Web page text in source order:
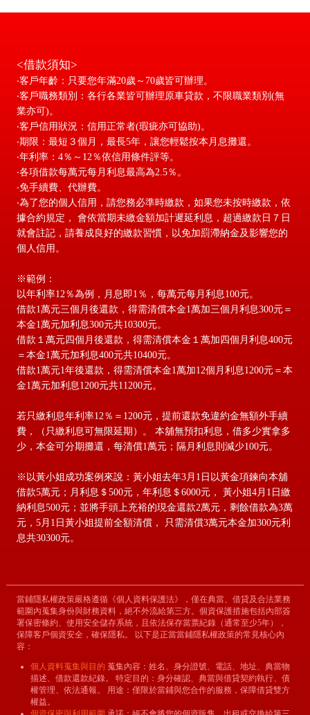
<借款須知>
‧客戶年齡：只要您年滿20歲～70歲皆可辦理。
‧客戶職務類別：各行各業皆可辦理原車貸款，不限職業類別(無
業亦可)。
‧客戶信用狀況：信用正常者(瑕疵亦可協助)。
‧期限：最短３個月，最長5年，讓您輕鬆按本月息攤還。
‧年利率：4％～12％依信用條件評等。
‧各項借款每萬元每月利息最高為2.5％。
‧免手續費、代辦費。
‧為了您的個人信用，請您務必準時繳款，如果您未按時繳款，依
據合約規定， 會依當期未繳金額加計遲延利息，超過繳款日７日
就會註記，請養成良好的繳款習慣，以免加罰滯納金及影響您的
個人信用。
※範例：
以年利率12％為例，月息即1％，每萬元每月利息100元。
借款1萬元三個月後還款，得需清償本金1萬加三個月利息300元＝
本金1萬元加利息300元共10300元。
借款１萬元四個月後還款，得需清償本金１萬加四個月利息400元
＝本金1萬元加利息400元共10400元。
借款1萬元1年後還款，得需清償本金1萬加12個月利息1200元＝本
金1萬元加利息1200元共11200元。
若只繳利息年利率12％＝1200元，提前還款免違約金無額外手續
費，（只繳利息可無限延期）。 本舖無預扣利息，借多少實拿多
少，本金可分期攤還，每清償1萬元；隔月利息則減少100元。
※以黃小姐成功案例來說：黃小姐去年3月1日以黃金項鍊向本舖
借款5萬元；月利息＄500元，年利息＄6000元， 黃小姐4月1日繳
納利息500元；並將手頭上充裕的現金還款2萬元，剩餘借款為3萬
元，5月1日黃小姐提前全額清償， 只需清償3萬元本金加300元利
息共30300元。
當鋪隱私權政策嚴格遵循《個人資料保護法》，僅在典當、借貸及合法業務
範圍內蒐集身份與財務資料，絕不外流給第三方。個資保護措施包括內部簽
署保密條約、使用安全儲存系統，且依法保存當票紀錄（通常至少5年），
保障客戶個資安全，確保隱私。 以下是正當當鋪隱私權政策的常見核心內
容：
個人資料蒐集與目的 蒐集內容：姓名、身分證號、電話、地址、典當物
描述、借款還款紀錄。 特定目的：身分確認、典當與借貸契約執行、債
權管理、依法通報。 用途：僅限於當鋪與您合作的服務，保障借貸雙方
權益。